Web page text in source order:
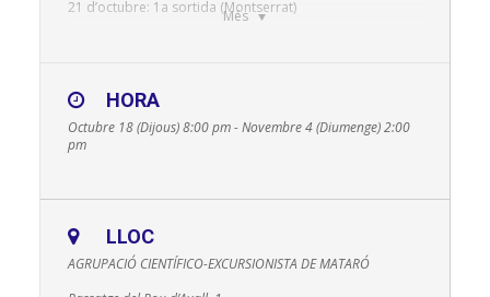
Més
21 d’octubre: 1a sortida (Montserrat)
4 de novembre: sortida de cloenda (Vilanova de Meià)
Preus:socis 40€; no socis 60€.
necessari.
No inclou i és obligatori:
desplaçaments, la llicència de la Federació Catalana i
HORA
Octubre 18 (Dijous) 8:00 pm - Novembre 4 (Diumenge) 2:00
pm
LLOC
AGRUPACIÓ CIENTÍFICO-EXCURSIONISTA DE MATARÓ